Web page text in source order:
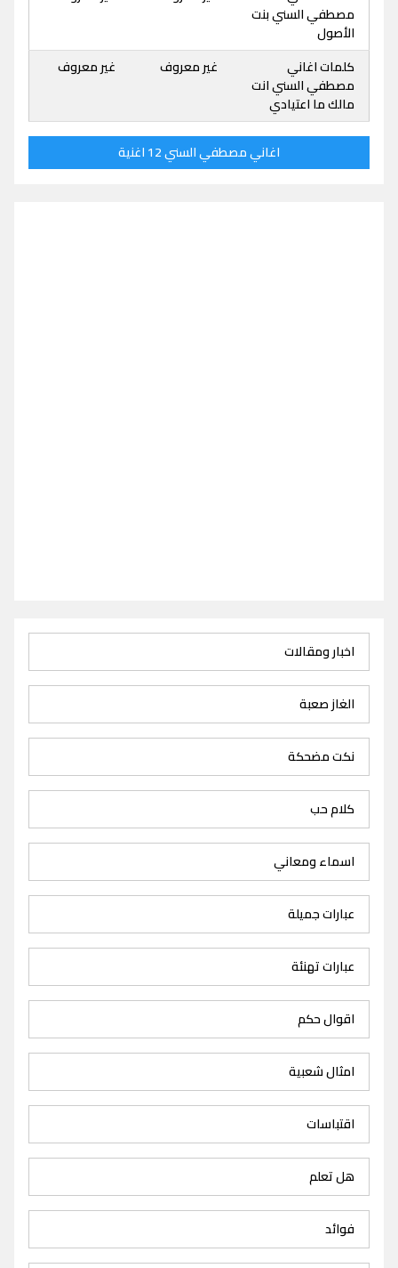
مصطفي السني بنت
الأصول
كلمات اغاني
مصطفي السني انت
مالك ما اعتيادي
غير معروف غير معروف
اغاني مصطفي السني 12 اغنية
اخبار ومقالات
الغاز صعبة
نكت مضحكة
كلام حب
اسماء ومعاني
عبارات جميلة
عبارات تهنئة
اقوال حكم
امثال شعبية
اقتباسات
هل تعلم
فوائد